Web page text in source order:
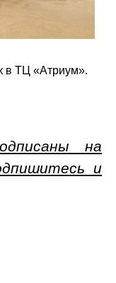
в ТЦ «Атриум».
на
и